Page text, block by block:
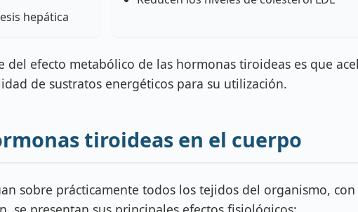
hepática
del efecto metabólico de las hormonas tiroideas es que
de sustratos energéticos para su utilización.
tiroideas en el cuerpo
sobre prácticamente todos los tejidos del organismo,